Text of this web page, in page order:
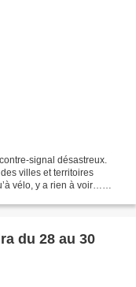
signal désastreux.
villes et territoires
vélo, y a rien à voir…
du 28 au 30